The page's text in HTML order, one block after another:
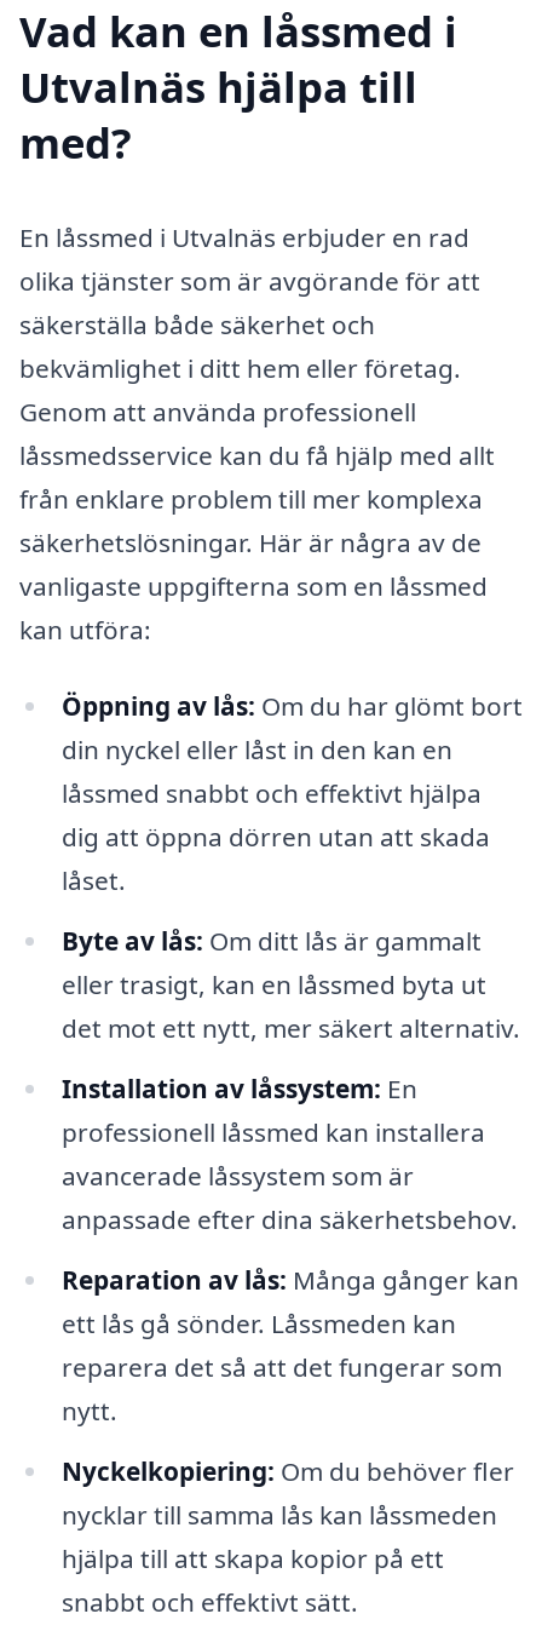
Vad kan en låssmed i
Utvalnäs hjälpa till
med?
En låssmed i Utvalnäs erbjuder en rad
olika tjänster som är avgörande för att
säkerställa både säkerhet och
bekvämlighet i ditt hem eller företag.
Genom att använda professionell
låssmedsservice kan du få hjälp med allt
från enklare problem till mer komplexa
säkerhetslösningar. Här är några av de
vanligaste uppgifterna som en låssmed
kan utföra:
Öppning av lås: Om du har glömt bort
din nyckel eller låst in den kan en
låssmed snabbt och effektivt hjälpa
dig att öppna dörren utan att skada
låset.
Byte av lås: Om ditt lås är gammalt
eller trasigt, kan en låssmed byta ut
det mot ett nytt, mer säkert alternativ.
Installation av låssystem: En
professionell låssmed kan installera
avancerade låssystem som är
anpassade efter dina säkerhetsbehov.
Reparation av lås: Många gånger kan
ett lås gå sönder. Låssmeden kan
reparera det så att det fungerar som
nytt.
Nyckelkopiering: Om du behöver fler
nycklar till samma lås kan låssmeden
hjälpa till att skapa kopior på ett
snabbt och effektivt sätt.